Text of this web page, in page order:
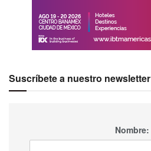
Suscríbete a nuestro newsletter
Nombre: